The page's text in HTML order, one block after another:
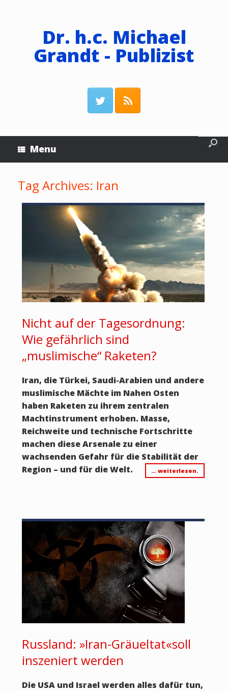
Dr. h.c. Michael
Grandt - Publizist
Menu
Tag Archives: Iran
Nicht auf der Tagesordnung:
Wie gefährlich sind
„muslimische“ Raketen?
Iran, die Türkei, Saudi-Arabien und andere
muslimische Mächte im Nahen Osten
haben Raketen zu ihrem zentralen
Machtinstrument erhoben. Masse,
Reichweite und technische Fortschritte
machen diese Arsenale zu einer
wachsenden Gefahr für die Stabilität der
Region – und für die Welt.
… weiterlesen.
Russland: »Iran-Gräueltat«soll
inszeniert werden
Die USA und Israel werden alles dafür tun,